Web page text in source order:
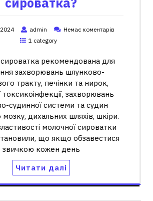
admin
Немає коментарів
1 category
рекомендована для
захворювань шлунково-
тракту, печінки та нирок,
токсикоінфекції, захворювань
судинної системи та судин
мозку, дихальних шляхів, шкіри.
молочної сироватки
що якщо обзавестися
звичкою кожен день
Читати далі